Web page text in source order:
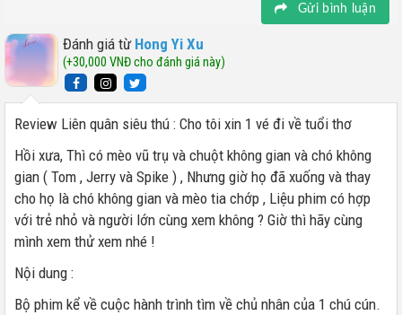
Gửi bình luận
Đánh giá từ Hong Yi Xu
(+30,000 VNĐ cho đánh giá này)
Review Liên quân siêu thú : Cho tôi xin 1 vé đi về tuổi thơ
Hồi xưa, Thì có mèo vũ trụ và chuột không gian và chó không
gian ( Tom , Jerry và Spike ) , Nhưng giờ họ đã xuống và thay
cho họ là chó không gian và mèo tia chớp , Liệu phim có hợp
với trẻ nhỏ và người lớn cùng xem không ? Giờ thì hãy cùng
mình xem thử xem nhé !
Nội dung :
Bộ phim kể về cuộc hành trình tìm về chủ nhân của 1 chú cún.